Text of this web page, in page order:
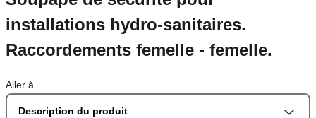
installations hydro-sanitaires.
Raccordements femelle - femelle.
Aller à
Description du produit